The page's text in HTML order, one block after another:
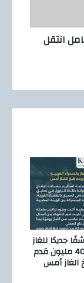
انتقل
جديدًا للغاز
بالصحراء الغربية بإنتاج 40 مليون قدم
الغاز أمس